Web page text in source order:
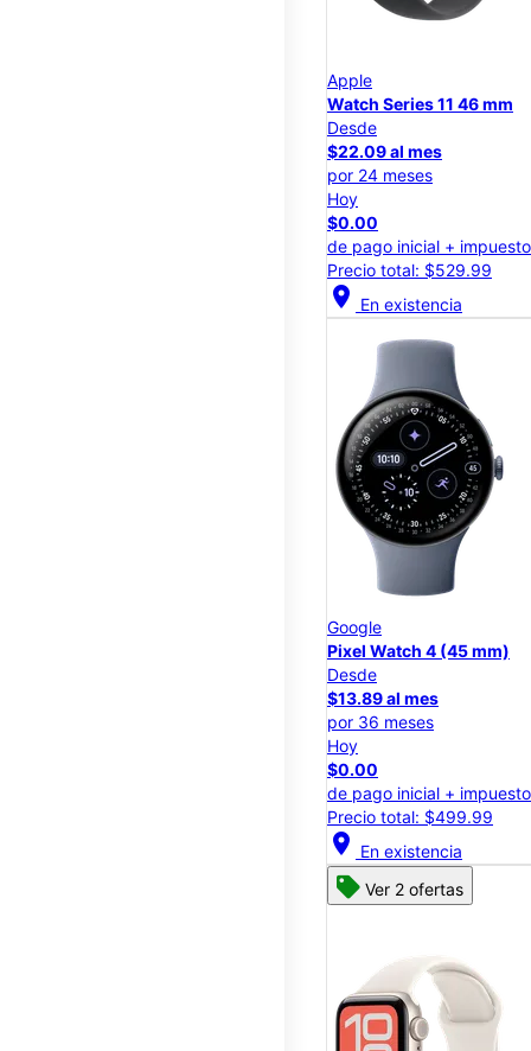
Apple
Watch Series 11 46 mm
Desde
$22.09 al mes
por 24 meses
Hoy
$0.00
de pago inicial +
Precio total: $529.99
location_on En existencia
Google
Pixel Watch 4 (45 mm)
Desde
$13.89 al mes
por 36 meses
Hoy
$0.00
de pago inicial +
Precio total: $499.99
location_on En existencia
Ver 2 ofertas